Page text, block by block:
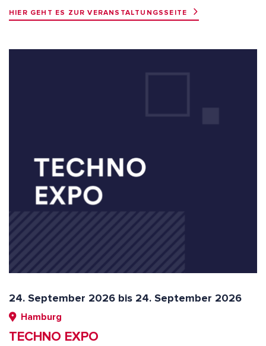
HIER GEHT ES ZUR VERANSTALTUNGSSEITE
24. September 2026 bis 24. September 2026
Hamburg
TECHNO EXPO